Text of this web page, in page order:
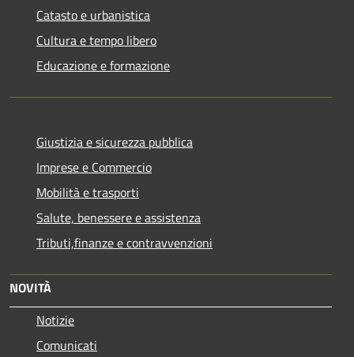
Catasto e urbanistica
Cultura e tempo libero
Educazione e formazione
Giustizia e sicurezza pubblica
Imprese e Commercio
Mobilità e trasporti
Salute, benessere e assistenza
Tributi,finanze e contravvenzioni
NOVITÀ
Notizie
Comunicati